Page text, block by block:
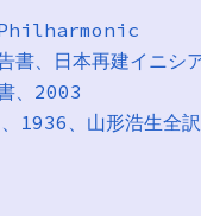
、日本再建イニシ
、2003
1936、山形浩生全